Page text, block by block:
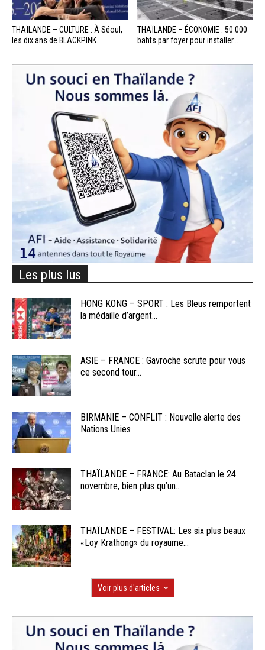
THAÏLANDE – CULTURE : À Séoul,
les dix ans de BLACKPINK...
THAÏLANDE – ÉCONOMIE : 50 000
bahts par foyer pour installer...
Les plus lus
HONG KONG – SPORT : Les Bleus remportent
la médaille d’argent...
ASIE – FRANCE : Gavroche scrute pour vous
ce second tour...
BIRMANIE – CONFLIT : Nouvelle alerte des
Nations Unies
THAÏLANDE – FRANCE: Au Bataclan le 24
novembre, bien plus qu’un...
THAÏLANDE – FESTIVAL: Les six plus beaux
«Loy Krathong» du royaume...
Voir plus d'articles